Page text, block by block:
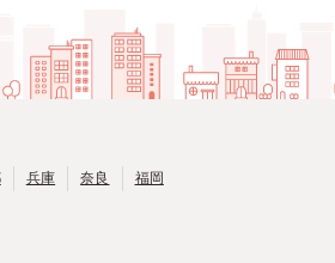
兵庫 奈良 福岡